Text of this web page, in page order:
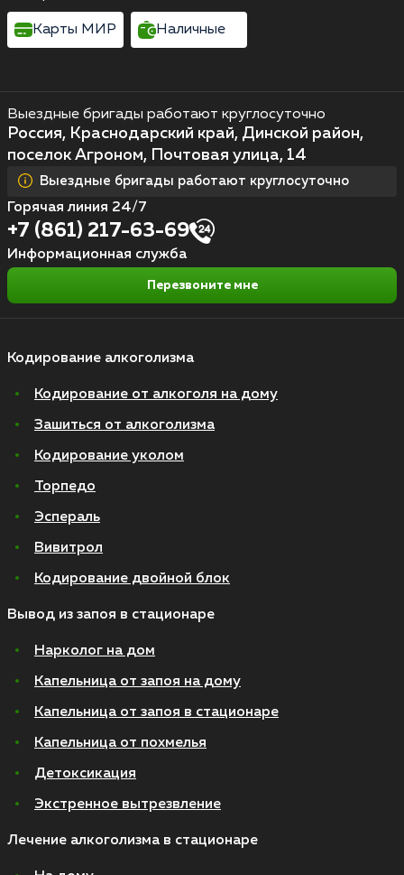
Кодирование алкоголизма
Кодирование от алкоголя на дому
Зашиться от алкоголизма
Кодирование уколом
Торпедо
Эспераль
Вивитрол
Кодирование двойной блок
Вывод из запоя в стационаре
Нарколог на дом
Капельница от запоя на дому
Капельница от запоя в стационаре
Капельница от похмелья
Детоксикация
Экстренное вытрезвление
Лечение алкоголизма в стационаре
Выездные бригады работают круглосуточно
Россия, Краснодарский край, Динской район,
поселок Агроном, Почтовая улица, 14
Выездные бригады работают круглосуточно
Горячая линия 24/7
+7 (861) 217-63-69
Информационная служба
Перезвоните мне
Карты МИР Наличные